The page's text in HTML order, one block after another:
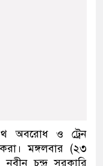
অবরোধ ও ট্রেন
মঙ্গলবার (২৩
চন্দ্র সরকারি